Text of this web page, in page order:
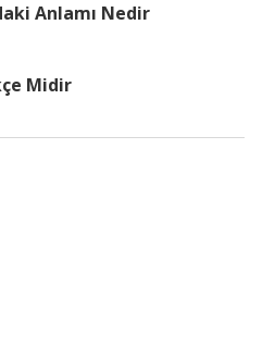
Anlamı Nedir
Midir